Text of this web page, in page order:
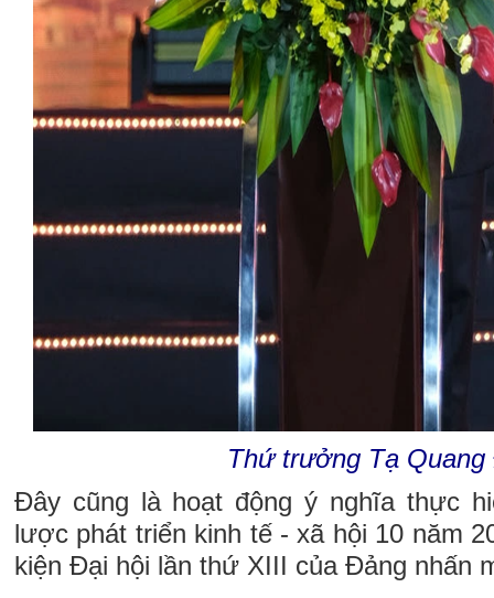
Thứ trưởng Tạ
Đây cũng là hoạt động ý nghĩa thực
lược phát triển kinh tế - xã hội 10 năm
kiện Đại hội lần thứ XIII của Đảng nhấn